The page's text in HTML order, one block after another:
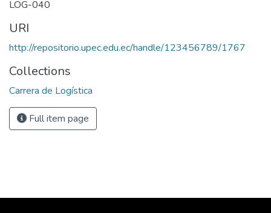
LOG-040
URI
http://repositorio.upec.edu.ec/handle/123456789/1767
Collections
Carrera de Logística
Full item page